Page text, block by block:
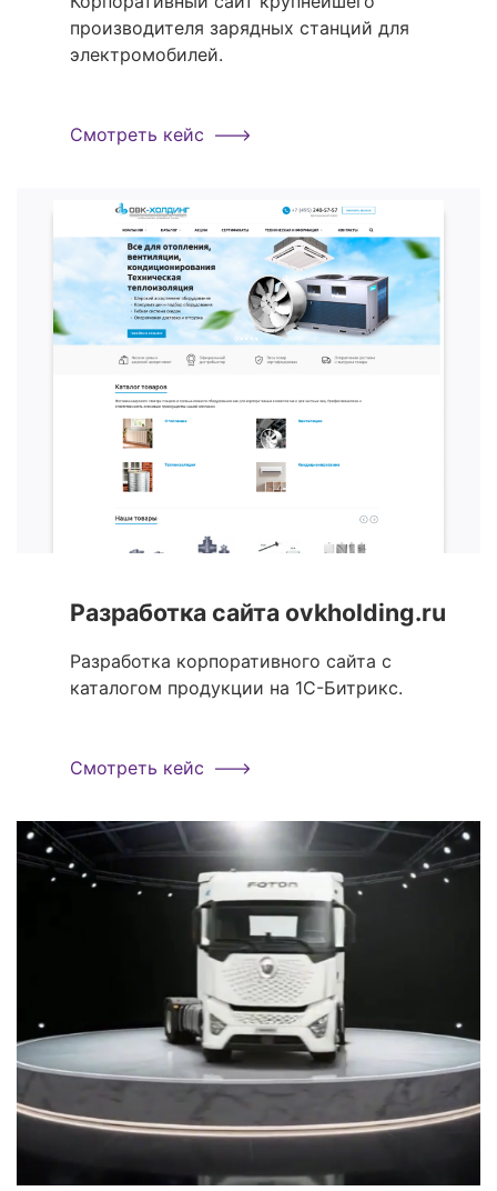
производителя зарядных станций для
электромобилей.
Смотреть кейс
Разработка сайта ovkholding.ru
Разработка корпоративного сайта с
каталогом продукции на 1С-Битрикс.
Смотреть кейс